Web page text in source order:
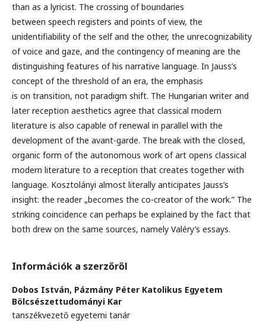
than as a lyricist. The crossing of boundaries
between speech registers and points of view, the
unidentifiability of the self and the other, the unrecognizability
of voice and gaze, and the contingency of meaning are the
distinguishing features of his narrative language. In Jauss’s
concept of the threshold of an era, the emphasis
is on transition, not paradigm shift. The Hungarian writer and
later reception aesthetics agree that classical modern
literature is also capable of renewal in parallel with the
development of the avant-garde. The break with the closed,
organic form of the autonomous work of art opens classical
modern literature to a reception that creates together with
language. Kosztolányi almost literally anticipates Jauss’s
insight: the reader „becomes the co-creator of the work.” The
striking coincidence can perhaps be explained by the fact that
both drew on the same sources, namely Valéry’s essays.
Információk a szerzőről
Dobos István, Pázmány Péter Katolikus Egyetem
Bölcsészettudományi Kar
tanszékvezető egyetemi tanár